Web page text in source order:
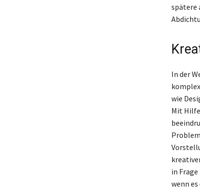
spätere
In der
wie
Mit
in
wenn